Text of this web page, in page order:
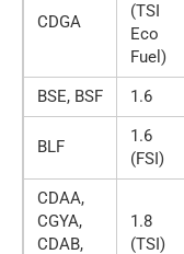
CDGA
(TSI
Eco
Fuel)
BSE, BSF 1.6
BLF
1.6
(FSI)
CDAA,
CGYA,
CDAB,
1.8
(TSI)